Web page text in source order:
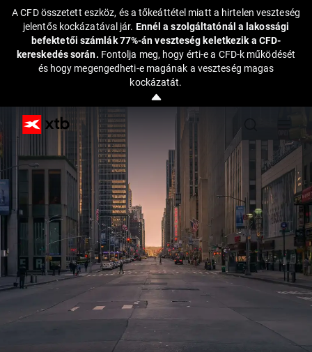
A CFD összetett eszköz, és a tőkeáttétel miatt a hirtelen veszteség
jelentős kockázatával jár. Ennél a szolgáltatónál a lakossági
befektetői számlák 77%-án veszteség keletkezik a CFD-
kereskedés során. Fontolja meg, hogy érti-e a CFD-k működését
és hogy megengedheti-e magának a veszteség magas
kockázatát.